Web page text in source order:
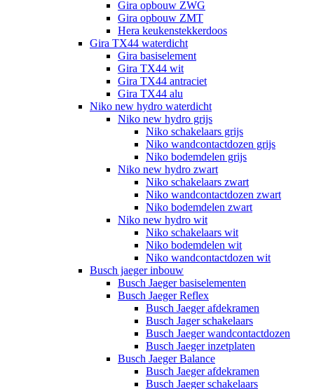
Gira opbouw ZWG
Gira opbouw ZMT
Hera keukenstekkerdoos
Gira TX44 waterdicht
Gira basiselement
Gira TX44 wit
Gira TX44 antraciet
Gira TX44 alu
Niko new hydro waterdicht
Niko new hydro grijs
Niko schakelaars grijs
Niko wandcontactdozen grijs
Niko bodemdelen grijs
Niko new hydro zwart
Niko schakelaars zwart
Niko wandcontactdozen zwart
Niko bodemdelen zwart
Niko new hydro wit
Niko schakelaars wit
Niko bodemdelen wit
Niko wandcontactdozen wit
Busch jaeger inbouw
Busch Jaeger basiselementen
Busch Jaeger Reflex
Busch Jaeger afdekramen
Busch Jager schakelaars
Busch Jaeger wandcontactdozen
Busch Jaeger inzetplaten
Busch Jaeger Balance
Busch Jaeger afdekramen
Busch Jaeger schakelaars